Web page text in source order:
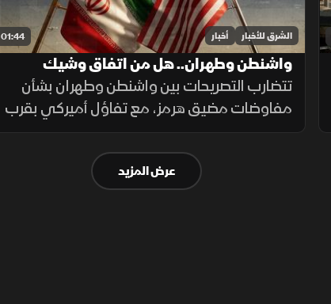
01:44 الشرق للأخبار أخبار
واشنطن وطهران.. هل من اتفاق وشيك
تتضارب التصريحات بين واشنطن وطهران بشأن
مفاوضات مضيق هرمز، مع تفاؤل أميركي بقرب
اتفاق محتمل ونفي إيراني لمحادثات مباشرة،
بينما تستمر الوساطات الإقليمية لخفض التوتر.
عرض المزيد